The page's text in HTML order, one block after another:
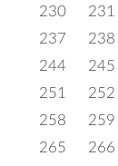
230
231
237
238
244
245
251
252
258
259
265
266